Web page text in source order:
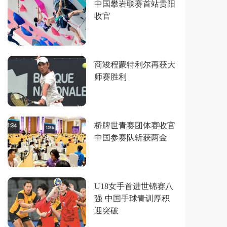
中国攀岩联赛首站贵阳
收官
商竣程蒙特利尔再获大
师赛胜利
桥牌世青赛团体赛收官
中国参赛队斩获两金
U18女手首进世锦赛八
强 中国手球青训厚积
迎突破